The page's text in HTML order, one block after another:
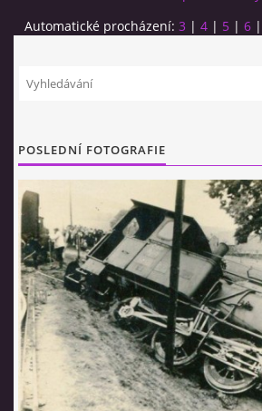
Automatické procházení: 3 | 4 | 5 | 6 |
POSLEDNÍ FOTOGRAFIE